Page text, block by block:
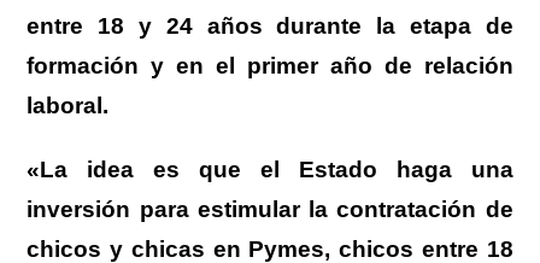
entre 18 y 24 años durante la etapa de
formación y en el primer año de relación
laboral.
«La idea es que el Estado haga una
inversión para estimular la contratación de
chicos y chicas en Pymes, chicos entre 18